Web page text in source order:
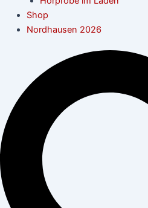
Shop
Nordhausen 2026